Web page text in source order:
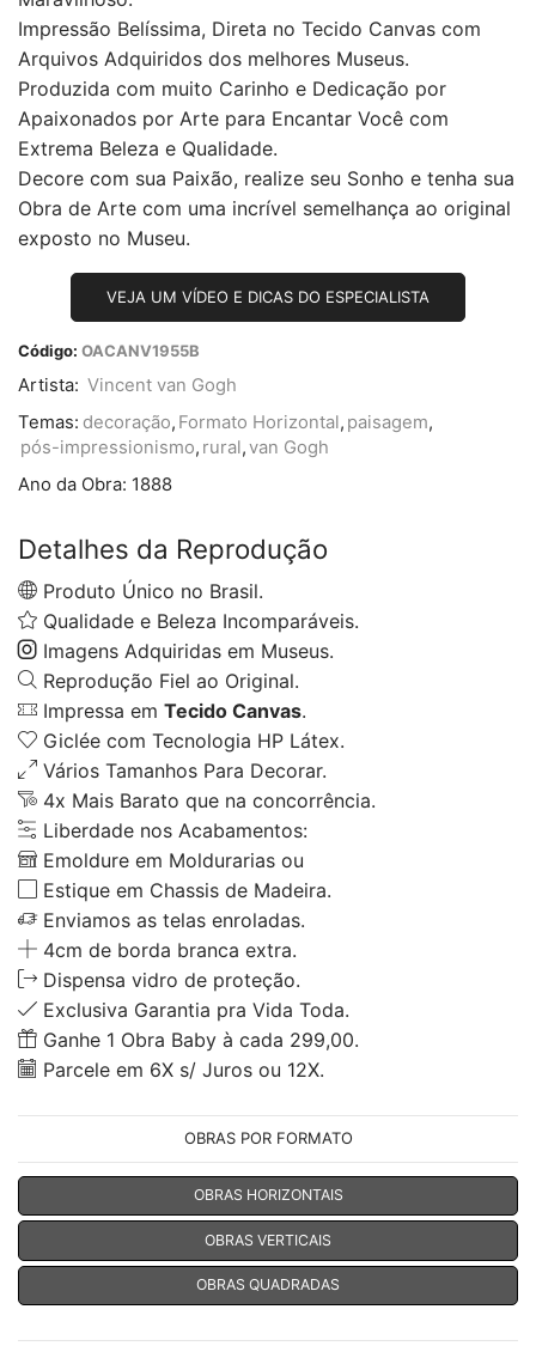
Impressão Belíssima, Direta no Tecido Canvas com
Arquivos Adquiridos dos melhores Museus.
Produzida com muito Carinho e Dedicação por
Apaixonados por Arte para Encantar Você com
Extrema Beleza e Qualidade.
Decore com sua Paixão, realize seu Sonho e tenha sua
Obra de Arte com uma incrível semelhança ao original
exposto no Museu.
VEJA UM VÍDEO E DICAS DO ESPECIALISTA
Código: OACANV1955B
Artista: Vincent van Gogh
Temas: decoração, Formato Horizontal , paisagem,
pós-impressionismo, rural ,van Gogh
Ano da Obra: 1888
Detalhes da Reprodução
Produto Único no Brasil.
Qualidade e Beleza Incomparáveis.
Imagens Adquiridas em Museus.
Reprodução Fiel ao Original.
Impressa em Tecido Canvas.
Giclée com Tecnologia HP Látex.
Vários Tamanhos Para Decorar.
4x Mais Barato que na concorrência.
Liberdade nos Acabamentos:
Emoldure em Moldurarias ou
Estique em Chassis de Madeira.
Enviamos as telas enroladas.
4cm de borda branca extra.
Dispensa vidro de proteção.
Exclusiva Garantia pra Vida Toda.
Ganhe 1 Obra Baby à cada 299,00.
Parcele em 6X s/ Juros ou 12X.
OBRAS POR FORMATO
OBRAS HORIZONTAIS
OBRAS VERTICAIS
OBRAS QUADRADAS